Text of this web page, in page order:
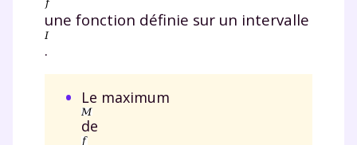
une fonction définie sur un intervalle
.
Le maximum
de